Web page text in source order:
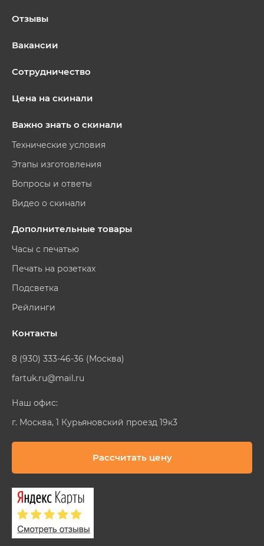
Отзывы
Вакансии
Сотрудничество
Цена на скинали
Важно знать о скинали
Технические условия
Этапы изготовления
Вопросы и ответы
Видео о скинали
Дополнительные товары
Часы с печатью
Печать на розетках
Подсветка
Рейлинги
Контакты
8 (930) 333-46-36 (Москва)
fartuk.ru@mail.ru
Наш офис:
г. Москва, 1 Курьяновский проезд 19к3
Рассчитать цену